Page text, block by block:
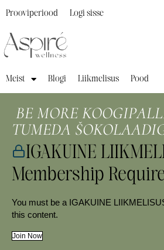
Meist Blogi Liikmelisus Pood
Prooviperiood Logi sisse
BE MORE
TUMEDA
IGAKUINE
Membership
You must be a IGAKUINE
this content.
Join Now